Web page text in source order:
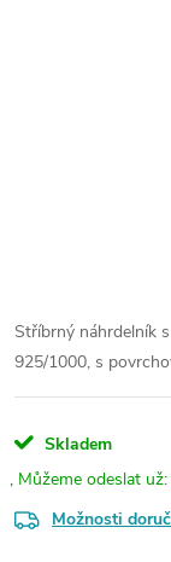
Stříbrný náhrdelník
925/1000, s
Skladem
Možnosti